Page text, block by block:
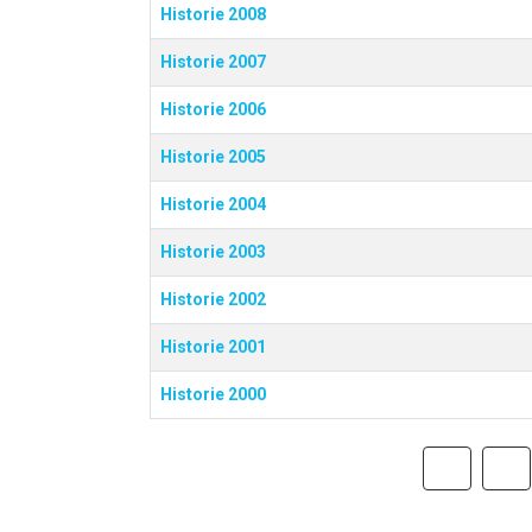
Historie 2008
Historie 2007
Historie 2006
Historie 2005
Historie 2004
Historie 2003
Historie 2002
Historie 2001
Historie 2000